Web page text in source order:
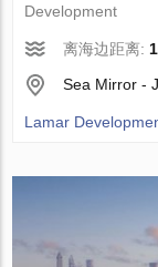
Development
离海边距离:
Sea Mirror -
Lamar